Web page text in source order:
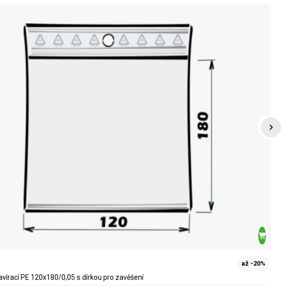
až -20%
PE 120x180/0,05 s dírkou pro zavěšení